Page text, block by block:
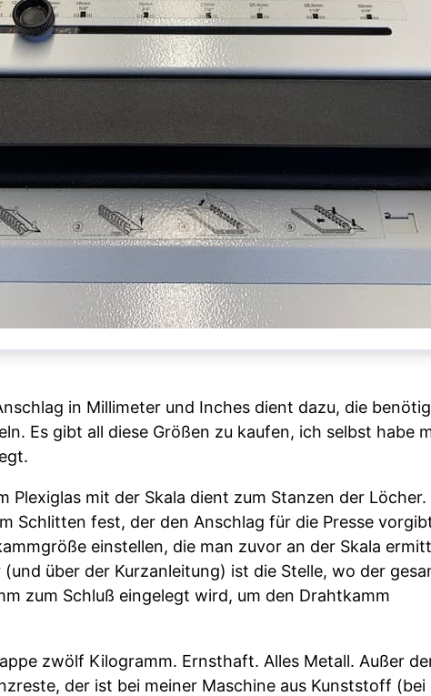
in Millimeter und Inches dient dazu, die
Es gibt all diese Größen zu kaufen, ich selbst habe
Plexiglas mit der Skala dient zum Stanzen der
Schlitten fest, der den Anschlag für die Presse
einstellen, die man zuvor an der Skala
über der Kurzanleitung) ist die Stelle, wo der
zum Schluß eingelegt wird, um den Drahtkamm
zwölf Kilogramm. Ernsthaft. Alles Metall. Außer
der ist bei meiner Maschine aus Kunststoff (bei